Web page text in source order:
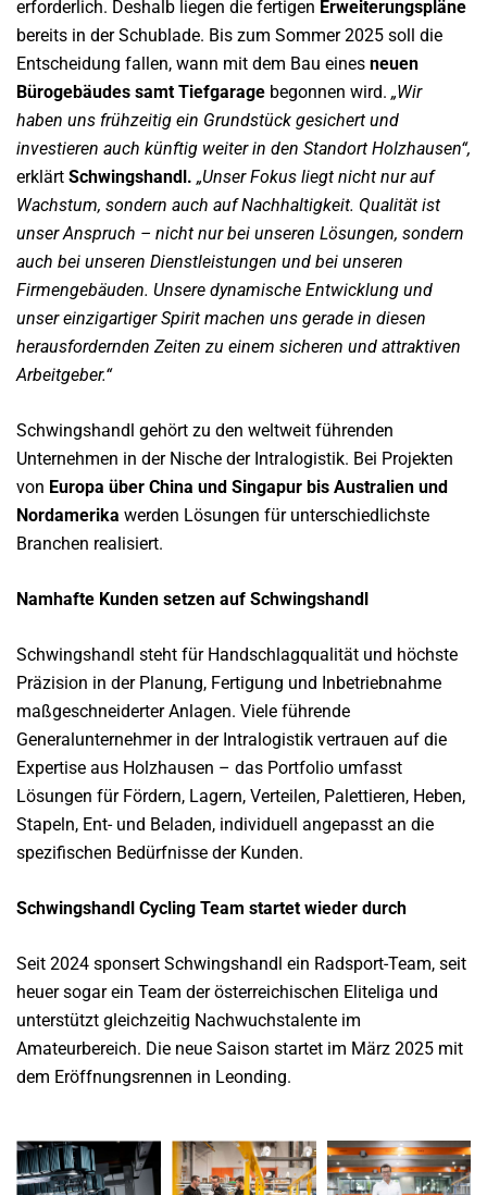
erforderlich. Deshalb liegen die fertigen Erweiterungspläne
bereits in der Schublade. Bis zum Sommer 2025 soll die
Entscheidung fallen, wann mit dem Bau eines neuen
Bürogebäudes samt Tiefgarage begonnen wird. „Wir
haben uns frühzeitig ein Grundstück gesichert und
investieren auch künftig weiter in den Standort Holzhausen“,
erklärt Schwingshandl. „Unser Fokus liegt nicht nur auf
Wachstum, sondern auch auf Nachhaltigkeit. Qualität ist
unser Anspruch – nicht nur bei unseren Lösungen, sondern
auch bei unseren Dienstleistungen und bei unseren
Firmengebäuden. Unsere dynamische Entwicklung und
unser einzigartiger Spirit machen uns gerade in diesen
herausfordernden Zeiten zu einem sicheren und attraktiven
Arbeitgeber.“
Schwingshandl gehört zu den weltweit führenden
Unternehmen in der Nische der Intralogistik. Bei Projekten
von Europa über China und Singapur bis Australien und
Nordamerika werden Lösungen für unterschiedlichste
Branchen realisiert.
Namhafte Kunden setzen auf Schwingshandl
Schwingshandl steht für Handschlagqualität und höchste
Präzision in der Planung, Fertigung und Inbetriebnahme
maßgeschneiderter Anlagen. Viele führende
Generalunternehmer in der Intralogistik vertrauen auf die
Expertise aus Holzhausen – das Portfolio umfasst
Lösungen für Fördern, Lagern, Verteilen, Palettieren, Heben,
Stapeln, Ent- und Beladen, individuell angepasst an die
spezifischen Bedürfnisse der Kunden.
Schwingshandl Cycling Team startet wieder durch
Seit 2024 sponsert Schwingshandl ein Radsport-Team, seit
heuer sogar ein Team der österreichischen Eliteliga und
unterstützt gleichzeitig Nachwuchstalente im
Amateurbereich. Die neue Saison startet im März 2025 mit
dem Eröffnungsrennen in Leonding.